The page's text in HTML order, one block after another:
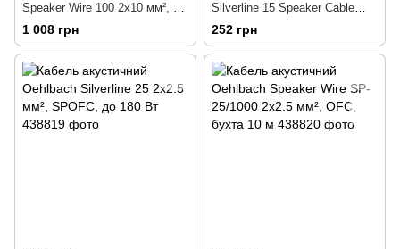
Speaker Wire 100 2х10 мм², до
400 Вт, прозорий
1 008 грн
Silverline 15 Speaker Cable
2х1.5 мм², SPOFC, до 120 Вт
252 грн